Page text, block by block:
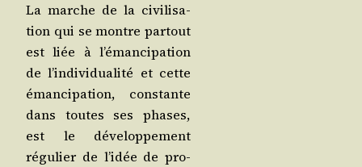
La marche de la civi­li­sa­
tion qui se montre par­tout
est liée à l’é­man­ci­pa­tion
de l’in­di­vi­dua­li­té et cette
éman­ci­pa­tion, constante
dans toutes ses phases,
est le déve­lop­pe­ment
régu­lier de l’i­dée de pro­